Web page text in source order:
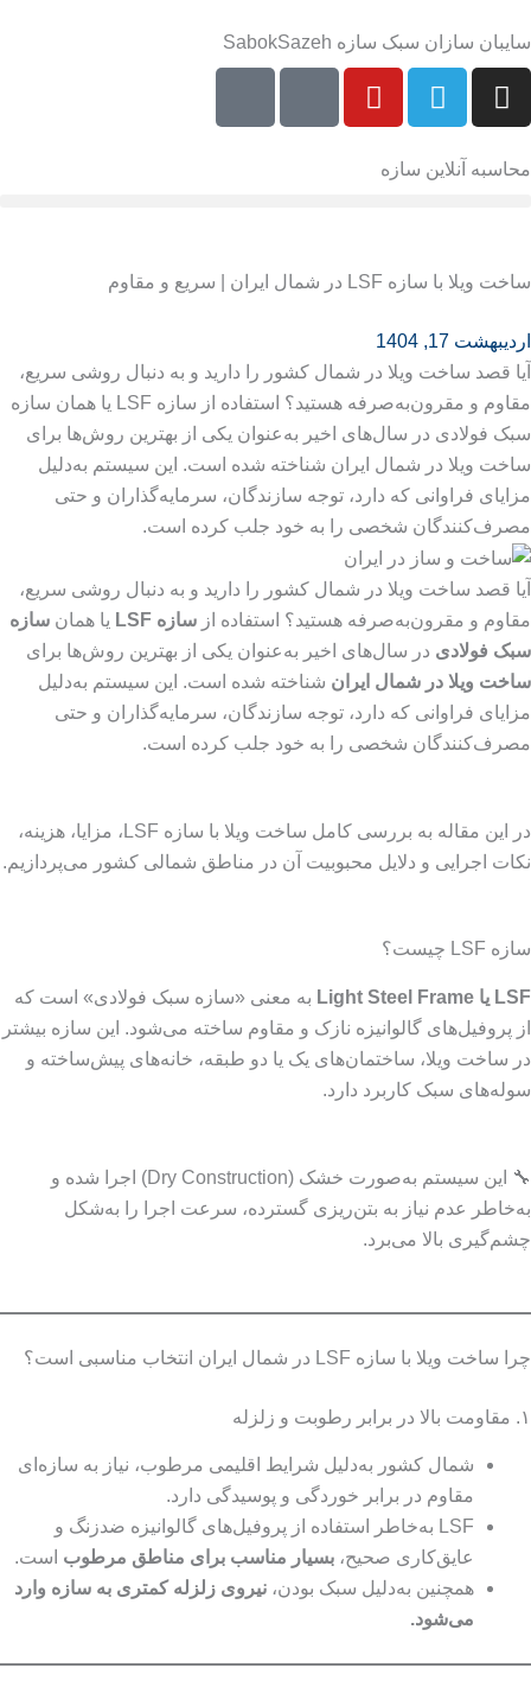
به
محتوا
سایبان سازان سبک سازه SabokSazeh
محاسبه آنلاین سازه
ساخت ویلا با سازه LSF در شمال ایران | سریع و مقاوم
اردیبهشت 17, 1404
آیا قصد ساخت ویلا در شمال کشور را دارید و به دنبال روشی سریع،
مقاوم و مقرون‌به‌صرفه هستید؟ استفاده از سازه LSF یا همان سازه
سبک فولادی در سال‌های اخیر به‌عنوان یکی از بهترین روش‌ها برای
ساخت ویلا در شمال ایران شناخته شده است. این سیستم به‌دلیل
مزایای فراوانی که دارد، توجه سازندگان، سرمایه‌گذاران و حتی
مصرف‌کنندگان شخصی را به خود جلب کرده است.
آیا قصد ساخت ویلا در شمال کشور را دارید و به دنبال روشی سریع،
مقاوم و مقرون‌به‌صرفه هستید؟ استفاده از سازه LSF یا همان سازه
سبک فولادی در سال‌های اخیر به‌عنوان یکی از بهترین روش‌ها برای
ساخت ویلا در شمال ایران شناخته شده است. این سیستم به‌دلیل
مزایای فراوانی که دارد، توجه سازندگان، سرمایه‌گذاران و حتی
مصرف‌کنندگان شخصی را به خود جلب کرده است.
در این مقاله به بررسی کامل ساخت ویلا با سازه LSF، مزایا، هزینه،
نکات اجرایی و دلایل محبوبیت آن در مناطق شمالی کشور می‌پردازیم.
سازه LSF چیست؟
LSF یا Light Steel Frame
به معنی «سازه سبک فولادی» است که
از پروفیل‌های گالوانیزه نازک و مقاوم ساخته می‌شود. این سازه بیشتر
در ساخت ویلا، ساختمان‌های یک یا دو طبقه، خانه‌های پیش‌ساخته و
سوله‌های سبک کاربرد دارد.
🔧 این سیستم به‌صورت خشک (Dry Construction) اجرا شده و
به‌خاطر عدم نیاز به بتن‌ریزی گسترده، سرعت اجرا را به‌شکل
چشم‌گیری بالا می‌برد.
چرا ساخت ویلا با سازه LSF در شمال ایران انتخاب مناسبی است؟
۱. مقاومت بالا در برابر رطوبت و زلزله
شمال کشور به‌دلیل شرایط اقلیمی مرطوب، نیاز به سازه‌ای
مقاوم در برابر خوردگی و پوسیدگی دارد.
LSF به‌خاطر استفاده از پروفیل‌های گالوانیزه ضدزنگ و
عایق‌کاری صحیح، بسیار مناسب برای مناطق مرطوب است.
همچنین به‌دلیل سبک بودن، نیروی زلزله کمتری به سازه وارد
می‌شود.